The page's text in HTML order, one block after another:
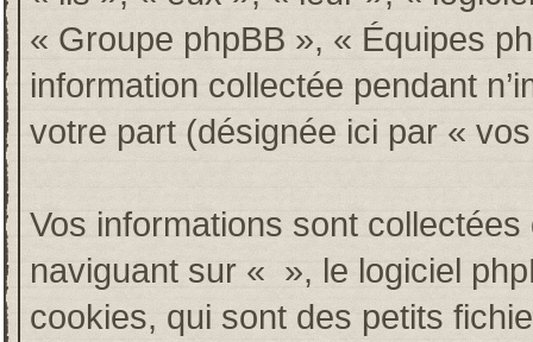
« Groupe phpBB », « Équipes
information collectée pendant
votre part (désignée ici par «
Vos informations sont
naviguant sur « », le logiciel
cookies, qui sont des petits